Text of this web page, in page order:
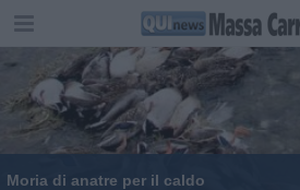
Moria di anatre per il caldo